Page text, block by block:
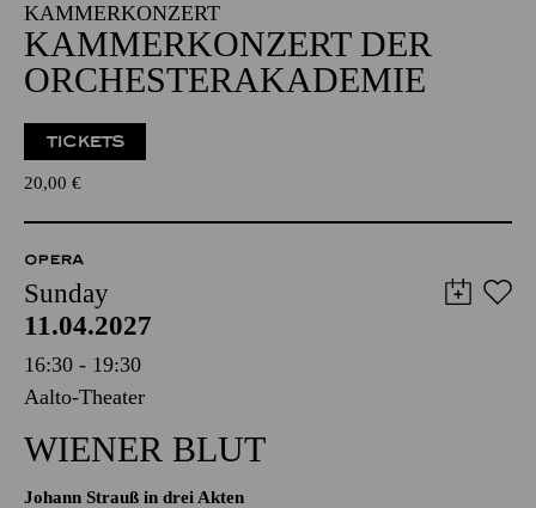
KAMMERKONZERT
KAMMERKONZERT DER
ORCHESTERAKADEMIE
TICKETS
20,00 €
OPERA
Sunday
11.04.2027
16:30 - 19:30
Aalto-Theater
WIENER BLUT
Johann Strauß in drei Akten